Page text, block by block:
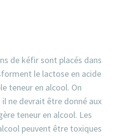
de kéfir sont placés dans
le lactose en acide
teneur en alcool. On
ne devrait être donné aux
teneur en alcool. Les
peuvent être toxiques